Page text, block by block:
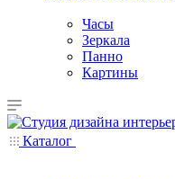
Часы
Зеркала
Панно
Картины
Каталог